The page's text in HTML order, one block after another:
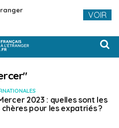
2023 : quelles sont les
chères pour les expatriés ?
VOIR